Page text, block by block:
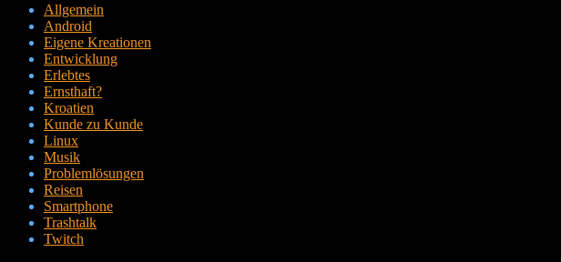
Allgemein
Android
Eigene Kreationen
Entwicklung
Erlebtes
Ernsthaft?
Kroatien
Kunde zu Kunde
Linux
Musik
Problemlösungen
Reisen
Smartphone
Trashtalk
Twitch